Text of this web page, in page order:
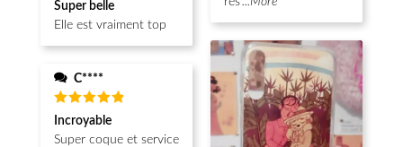
sur 5
Super belle
Elle est vraiment top
C****
Note5
sur 5
Incroyable
Super coque et service